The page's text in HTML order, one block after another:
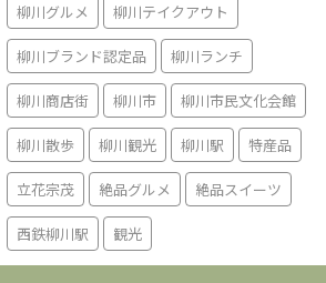
柳川グルメ 柳川テイクアウト
柳川ブランド認定品 柳川ランチ
柳川商店街 柳川市 柳川市民文化会館
柳川散歩 柳川観光 柳川駅 特産品
立花宗茂 絶品グルメ 絶品スイーツ
西鉄柳川駅 観光